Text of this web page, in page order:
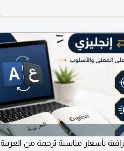
بأسعار مناسبة ترجمة من العربية